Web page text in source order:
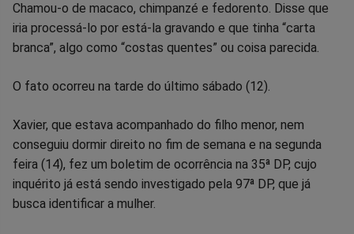
Chamou-o de macaco, chimpanzé e fedorento. Disse que
iria processá-lo por está-la gravando e que tinha “carta
branca”, algo como “costas quentes” ou coisa parecida.
O fato ocorreu na tarde do último sábado (12).
Xavier, que estava acompanhado do filho menor, nem
conseguiu dormir direito no fim de semana e na segunda
feira (14), fez um boletim de ocorrência na 35ª DP, cujo
inquérito já está sendo investigado pela 97ª DP, que já
busca identificar a mulher.